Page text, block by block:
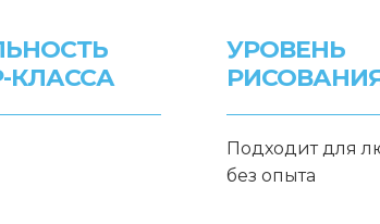
КЛАССА
УРОВЕНЬ
Подходит для
без опыта